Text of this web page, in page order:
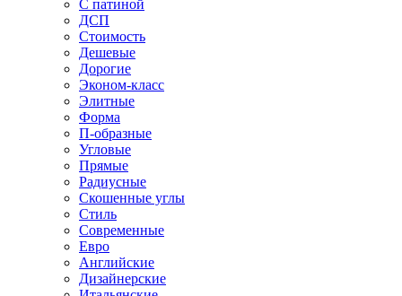
С патиной
ДСП
Стоимость
Дешевые
Дорогие
Эконом-класс
Элитные
Форма
П-образные
Угловые
Прямые
Радиусные
Скошенные углы
Стиль
Современные
Евро
Английские
Дизайнерские